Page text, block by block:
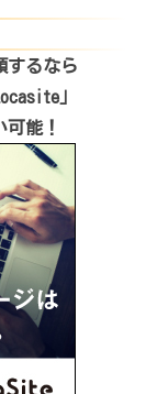
するなら
」
能！